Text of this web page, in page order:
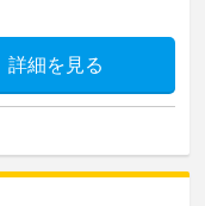
詳細を見る